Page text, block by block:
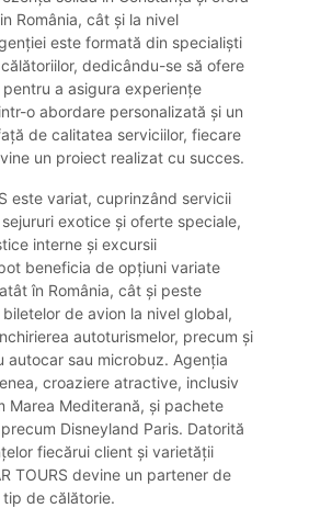
România, cât și la nivel
este formată din specialiști
dedicându-se să ofere
a asigura experiențe
o abordare personalizată și un
de calitatea serviciilor, fiecare
un proiect realizat cu succes.
este variat, cuprinzând servicii
exotice și oferte speciale,
interne și excursii
beneficia de opțiuni variate
în România, cât și peste
de avion la nivel global,
autoturismelor, precum și
autocar sau microbuz. Agenția
croaziere atractive, inclusiv
Marea Mediterană, și pachete
Disneyland Paris. Datorită
fiecărui client și varietății
TOURS devine un partener de
de călătorie.